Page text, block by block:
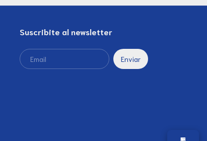
Suscribite al newsletter
🏪